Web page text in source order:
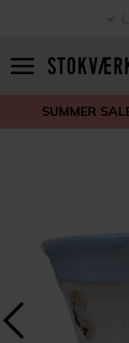
SUMMER